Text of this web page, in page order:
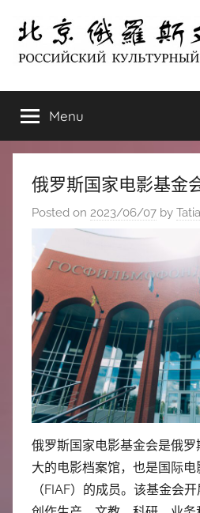
content
北
京
俄
罗
斯
文
化
中
心
ЦЕНТР
В
ПЕКИНЕ
Menu
俄罗斯国家电影基金
Posted on 2023/06/07 by
俄罗斯国家电影基金会是俄
大的电影档案馆，也是国际
（FIAF）的成员。该基金会